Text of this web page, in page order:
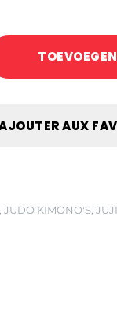
AUX
,JUDO KIMONO'S ,